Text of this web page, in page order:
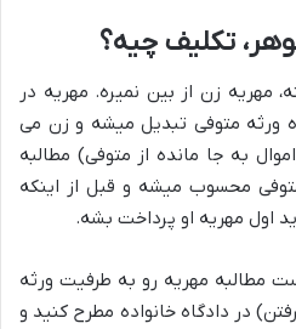
تکلیف چیه؟
مهریه زن از بین نمیره. مهریه در
ورثه متوفی تبدیل میشه و زن می
به جا مانده از متوفی) مطالبه
محسوب میشه و قبل از اینکه
اول مهریه او پرداخت بشه.
مطالبه مهریه رو به طرفیت ورثه
در دادگاه خانواده مطرح کنید و